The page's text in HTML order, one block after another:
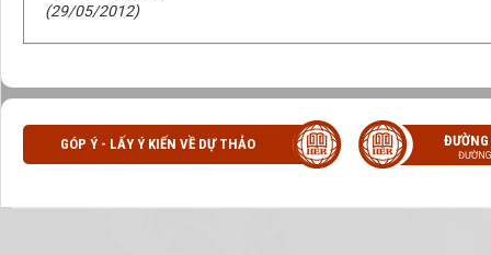
(29/05/2012)
GÓP Ý - LẤY Ý KIẾN VỀ DỰ THẢO